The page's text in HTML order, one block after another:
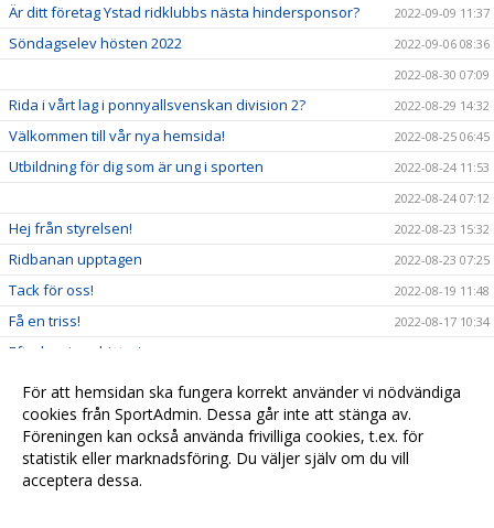
Är ditt företag Ystad ridklubbs nästa hindersponsor? 2022-09-09 11:37
Söndagselev hösten 2022
2022-09-06 08:36
2022-08-30 07:09
Rida i vårt lag i ponnyallsvenskan division 2? 2022-08-29 14:32
Välkommen till vår nya hemsida! 2022-08-25 06:45
Utbildning för dig som är ung i sporten
2022-08-24 11:53
2022-08-24 07:12
Hej från styrelsen! 2022-08-23 15:32
Ridbanan upptagen 2022-08-23 07:25
Tack för oss! 2022-08-19 11:48
Få en triss! 2022-08-17 10:34
Efterlysning - historia
2022-08-04 15:09
Ridskolestart 2022-08-03 07:31
Ystad Saltsjöbads champions tour! 2022-07-23 18:00
För att hemsidan ska fungera korrekt använder vi nödvändiga
cookies från SportAdmin. Dessa går inte att stänga av.
Föreningen kan också använda frivilliga cookies, t.ex. för
statistik eller marknadsföring. Du väljer själv om du vill
acceptera dessa.